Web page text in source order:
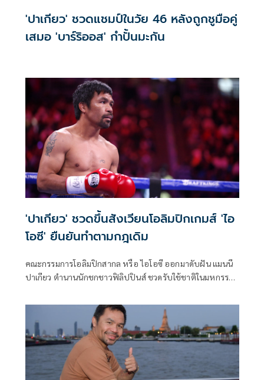
'ปาเกียว' ชวดแชมป์ในวัย 46 หลังถูกชูมือคู่
เสมอ 'บาร์ริออส' กำปั้นมะกัน
'ปาเกียว' ชวดขึ้นสังเวียนโอลิมปิกเกมส์ 'ไอ
โอซี' ยืนยันทำตามกฎเดิม
คณะกรรมการโอลิมปิกสากล หรือ ไอโอซี ออกมาดับฝัน แมนนี
ปาเกียว ตำนานนักชกชาวฟิลิปปินส์ ชวดรับใช้ชาติในมหกรรม
ยืนยันว่าทุกอย่างต้องเป็นไปตามกฎ